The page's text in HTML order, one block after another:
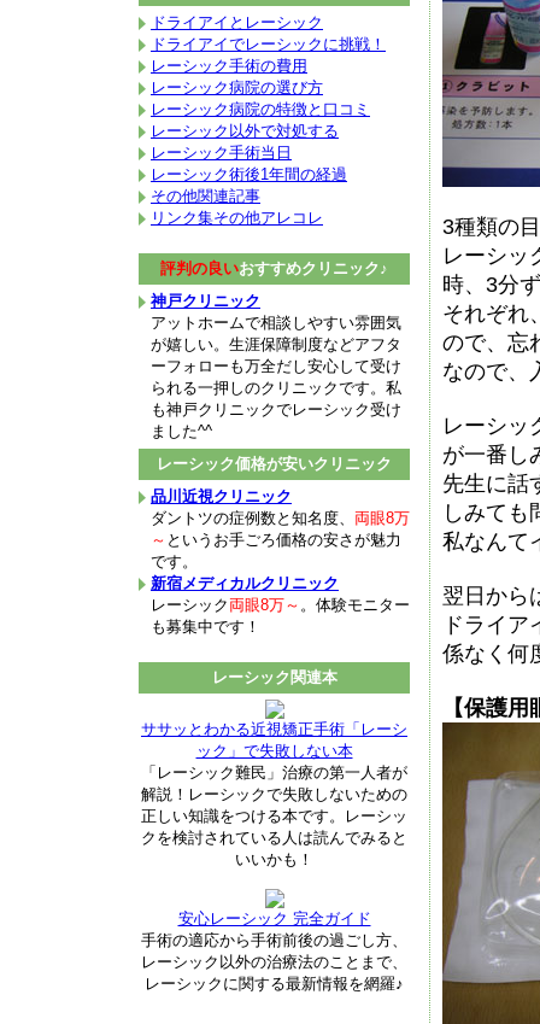
3種類の
レーシッ
時、3分
それぞれ
ので、忘
なので、
レーシッ
が一番し
先生に話
しみても
私なんて
翌日から
ドライ
係なく何
【保護
ドライアイとレーシック
ドライアイでレーシックに挑戦！
レーシック手術の費用
レーシック病院の選び方
レーシック病院の特徴と口コミ
レーシック以外で対処する
レーシック手術当日
レーシック術後1年間の経過
その他関連記事
リンク集その他アレコレ
評判の良いおすすめクリニック♪
神戸クリニック
アットホームで相談しやすい雰囲気
が嬉しい。生涯保障制度などアフタ
ーフォローも万全だし安心して受け
られる一押しのクリニックです。私
も神戸クリニックでレーシック受け
ました^^
レーシック価格が安いクリニック
品川近視クリニック
ダントツの症例数と知名度、 両眼8万
～ というお手ごろ価格の安さが魅力
です。
新宿メディカルクリニック
レーシック両眼8万～ 。体験モニター
も募集中です！
レーシック関連本
ササッとわかる近視矯正手術「レーシ
ック」で失敗しない本
「レーシック難民」治療の第一人者が
解説！レーシックで失敗しないための
正しい知識をつける本です。レーシッ
クを検討されている人は読んでみると
いいかも！
安心レーシック 完全ガイド
手術の適応から手術前後の過ごし方、
レーシック以外の治療法のことまで、
レーシックに関する最新情報を網羅♪